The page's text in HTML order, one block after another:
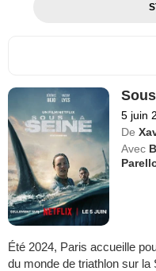
5 juin
De
Avec
Été 2024, Paris accueille
du monde de triathlon sur la